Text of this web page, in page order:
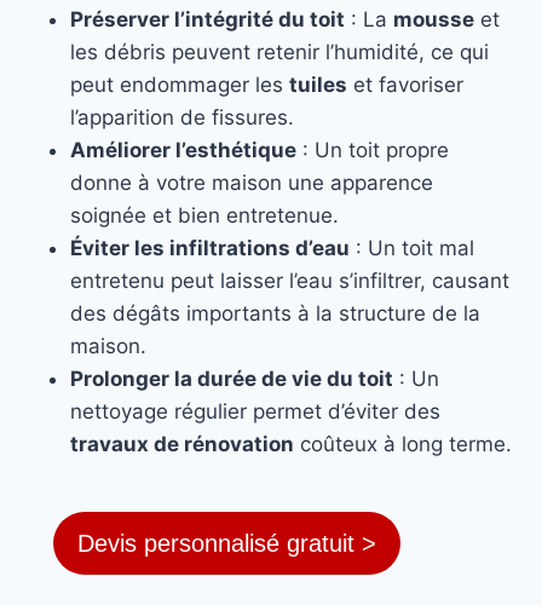
Préserver l’intégrité du toit : La mousse et
les débris peuvent retenir l’humidité, ce qui
peut endommager les tuiles et favoriser
l’apparition de fissures.
Améliorer l’esthétique : Un toit propre
donne à votre maison une apparence
soignée et bien entretenue.
Éviter les infiltrations d’eau : Un toit mal
entretenu peut laisser l’eau s’infiltrer, causant
des dégâts importants à la structure de la
maison.
Prolonger la durée de vie du toit : Un
nettoyage régulier permet d’éviter des
travaux de rénovation coûteux à long terme.
Devis personnalisé gratuit >